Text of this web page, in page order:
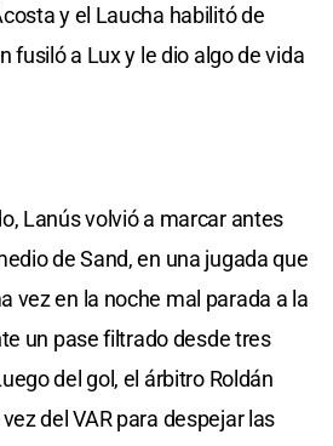
y el Laucha habilitó de
fusiló a Lux y le dio algo de vida
Lanús volvió a marcar antes
de Sand, en una jugada que
vez en la noche mal parada a la
un pase filtrado desde tres
del gol, el árbitro Roldán
del VAR para despejar las